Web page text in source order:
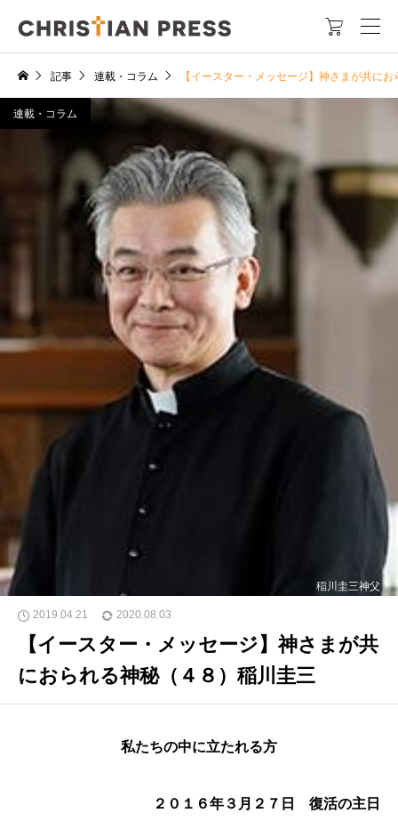

記事 連載・コラム 【イースター・メッセージ】神さまが共に
稲川圭三神父
連載・コラム
2019.04.21 2020.08.03
【イースター・メッセージ】神さまが共
におられる神秘（４８）稲川圭三
私たちの中に立たれる方
２０１６年３月２７日 復活の主日